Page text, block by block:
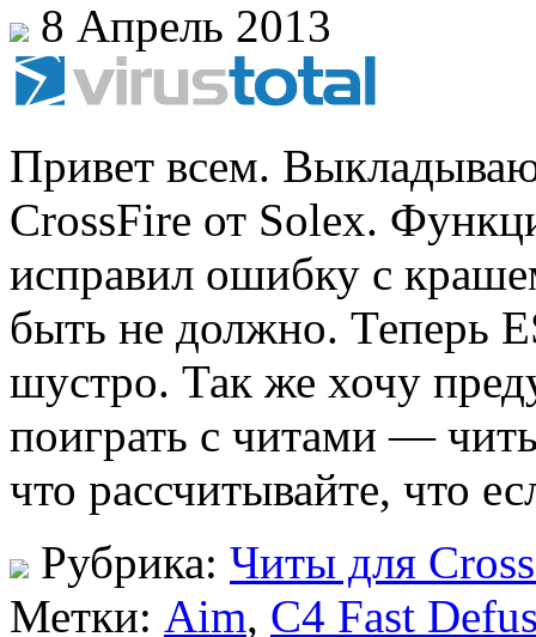
8 Апрель 2013
Привет всем.
CrossFire от Solex.
исправил ошибку с
быть не должно. Теперь
шустро. Так же хочу
поиграть с читами —
что рассчитывайте, что
Рубрика: Читы для
Метки: Aim, C4 Fast